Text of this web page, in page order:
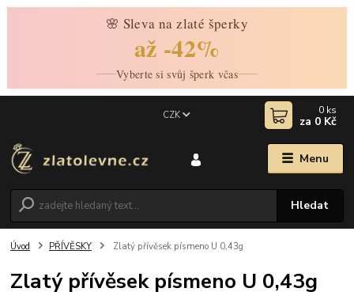
🌸 Sleva na zlaté šperky
až -42%
Vyberte si svůj šperk včas
Menu
CZK
Hledat
0 ks
za 0 Kč
Úvod PŘÍVĚSKY Zlatý přívěsek písmeno U 0,43g
Zlatý přívěsek písmeno U 0,43g